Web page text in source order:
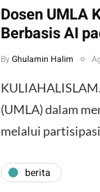
Dosen UMLA
Berbasis AI
By Ghulamin Halim
(UMLA) dalam
melalui
berita